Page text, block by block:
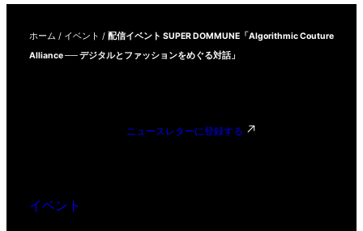
ホーム / イベント / 配信イベント SUPER DOMMUNE「Algorithmic Couture
Alliance ── デジタルとファッションをめぐる対話」
ニュースレターに登録する
イベント